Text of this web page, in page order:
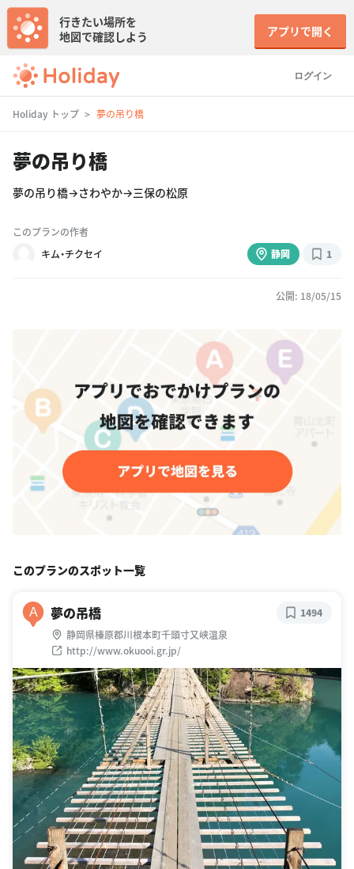
ログイン
行きたい場所を
地図で確認しよう
アプリで開く
Holiday トップ 夢の吊り橋
夢の吊り橋
夢の吊り橋→さわやか→三保の松原
このプランの作者
キム・チクセイ
静岡 1
公開: 18/05/15
このプランのスポット一覧
A 夢の吊橋
静岡県榛原郡川根本町千頭寸又峡温泉
http://www.okuooi.gr.jp/
1494